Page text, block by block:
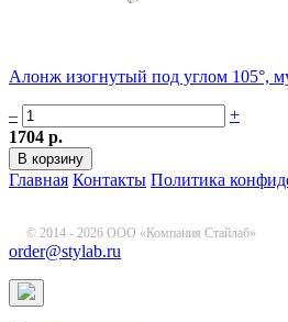
Алонж изогнутый под углом 105°,
–
+
1704 р.
Главная Контакты Политика
© 2014 - 2026 ООО «Компания Стайлаб»
order@stylab.ru